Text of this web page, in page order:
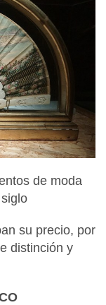
de moda
su precio, por
distinción y